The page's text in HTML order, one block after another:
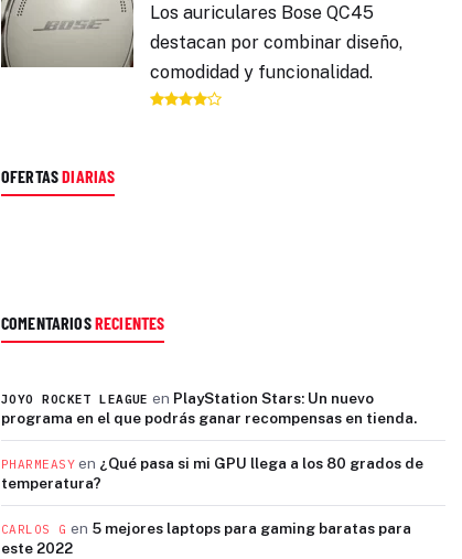
Los auriculares Bose QC45
destacan por combinar diseño,
comodidad y funcionalidad.
OFERTASDIARIAS
COMENTARIOSRECIENTES
JOYO ROCKET LEAGUE en PlayStation Stars: Un nuevo
programa en el que podrás ganar recompensas en tienda.
PHARMEASYen ¿Qué pasa si mi GPU llega a los 80 grados de
temperatura?
CARLOS G en 5 mejores laptops para gaming baratas para
este 2022